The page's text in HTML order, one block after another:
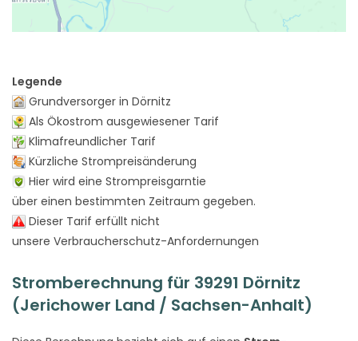
Legende
Grundversorger in Dörnitz
Als Ökostrom ausgewiesener Tarif
Klimafreundlicher Tarif
Kürzliche Strompreisänderung
Hier wird eine Strompreisgarntie
über einen bestimmten Zeitraum gegeben.
Dieser Tarif erfüllt nicht
unsere Verbraucherschutz-Anfordernungen
Stromberechnung für 39291 Dörnitz
(Jerichower Land / Sachsen-Anhalt)